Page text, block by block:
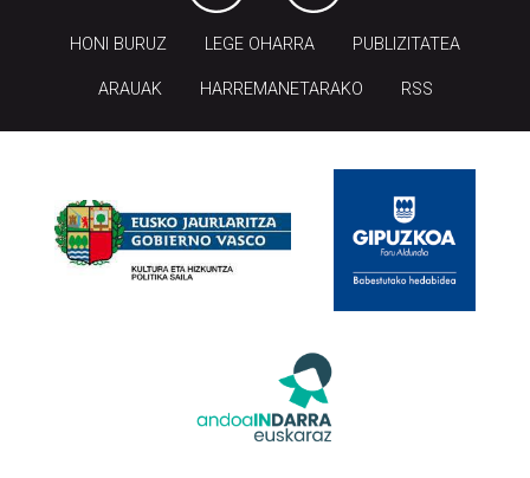
HONI BURUZ LEGE OHARRA PUBLIZITATEA
ARAUAK HARREMANETARAKO RSS